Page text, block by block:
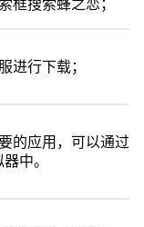
框搜索蜂之恋；
进行下载；
的应用，可以通过
中。